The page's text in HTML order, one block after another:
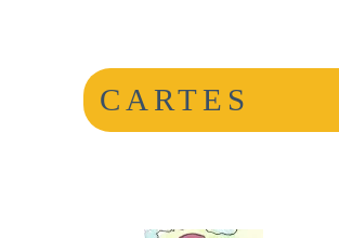
CARTES